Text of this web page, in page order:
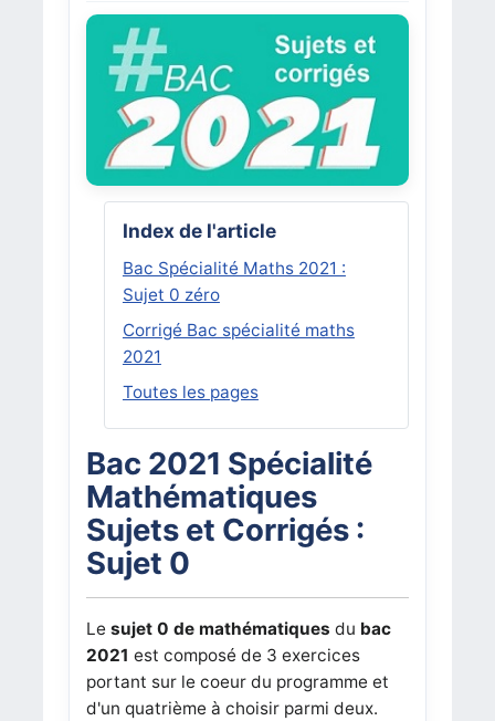
Index de l'article
Bac Spécialité Maths 2021 :
Sujet 0 zéro
Corrigé Bac spécialité maths
2021
Toutes les pages
Bac 2021 Spécialité
Mathématiques
Sujets et Corrigés :
Sujet 0
Le sujet 0 de mathématiques du bac
2021 est composé de 3 exercices
portant sur le coeur du programme et
d'un quatrième à choisir parmi deux.